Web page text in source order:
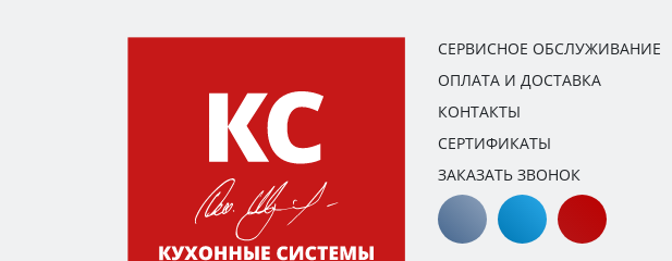
СЕРВИСНОЕ ОБСЛУЖИВАНИЕ
ОПЛАТА И ДОСТАВКА
КОНТАКТЫ
СЕРТИФИКАТЫ
ЗАКАЗАТЬ ЗВОНОК